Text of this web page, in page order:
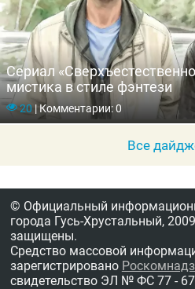
Сериал
мистика в стиле фэнтези
20|Комментарии: 0
Все
© Официальный
города Гусь-Хрустальный,
защищены.
Средство массовой
зарегистрировано
свидетельство ЭЛ № ФС 77 -